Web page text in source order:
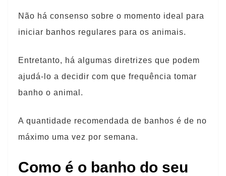
Não há consenso sobre o momento ideal para
iniciar banhos regulares para os animais.
Entretanto, há algumas diretrizes que podem
ajudá-lo a decidir com que frequência tomar
banho o animal.
A quantidade recomendada de banhos é de no
máximo uma vez por semana.
Como é o banho do seu